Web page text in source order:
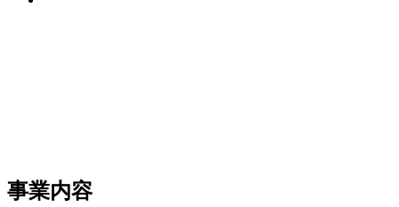
事業内容